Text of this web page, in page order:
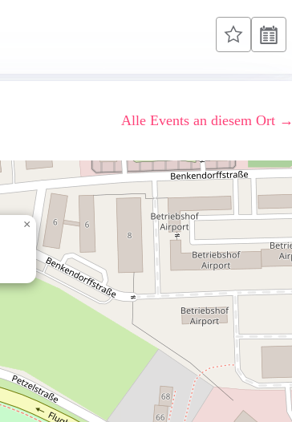
Alle Events an diesem Ort →
×